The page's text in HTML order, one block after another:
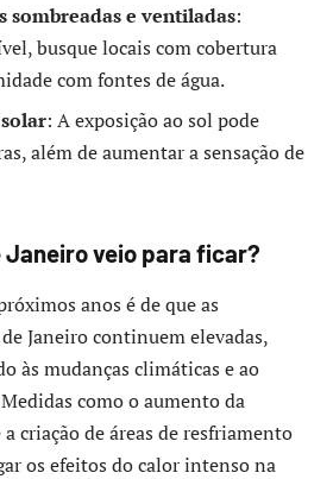
sombreadas e ventiladas:
busque locais com cobertura
com fontes de água.
: A exposição ao sol pode
além de aumentar a sensação de
Janeiro veio para ficar?
anos é de que as
Janeiro continuem elevadas,
às mudanças climáticas e ao
como o aumento da
criação de áreas de resfriamento
os efeitos do calor intenso na